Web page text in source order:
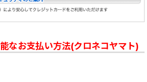
なお支払い方法(クロネコヤマト)